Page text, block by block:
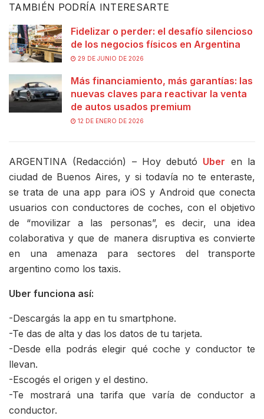
TAMBIÉN PODRÍA INTERESARTE
Fidelizar o perder: el desafío silencioso
de los negocios físicos en Argentina
29 DE JUNIO DE 2026
Más financiamiento, más garantías: las
nuevas claves para reactivar la venta
de autos usados premium
12 DE ENERO DE 2026
ARGENTINA (Redacción) – Hoy debutó Uber en la
ciudad de Buenos Aires, y si todavía no te enteraste,
se trata de una app para iOS y Android que conecta
usuarios con conductores de coches, con el objetivo
de “movilizar a las personas”, es decir, una idea
colaborativa y que de manera disruptiva es convierte
en una amenaza para sectores del transporte
argentino como los taxis.
Uber funciona así:
-Descargás la app en tu smartphone.
-Te das de alta y das los datos de tu tarjeta.
-Desde ella podrás elegir qué coche y conductor te
llevan.
-Escogés el origen y el destino.
-Te mostrará una tarifa que varía de conductor a
conductor.